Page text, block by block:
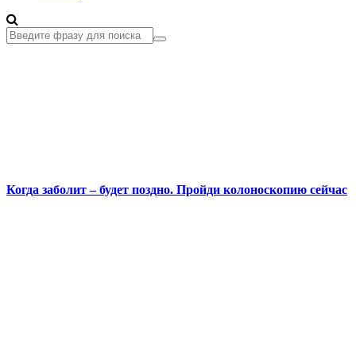
Когда заболит – будет поздно. Пройди колоноскопию сейчас